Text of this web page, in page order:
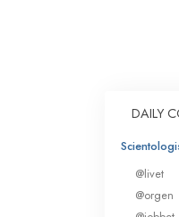
DAILY
@livet
@orgen